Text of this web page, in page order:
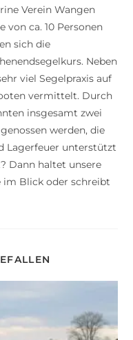
Verein Wangen
von ca. 10 Personen
sich die
Neben
viel Segelpraxis auf
vermittelt. Durch
insgesamt zwei
werden, die
Lagerfeuer unterstützt
Dann haltet unsere
Blick oder schreibt